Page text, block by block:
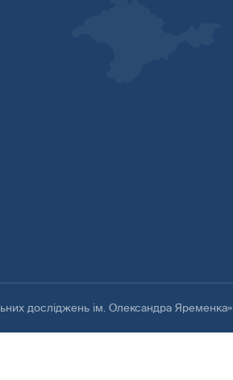
досліджень ім. Олександра Яременка»